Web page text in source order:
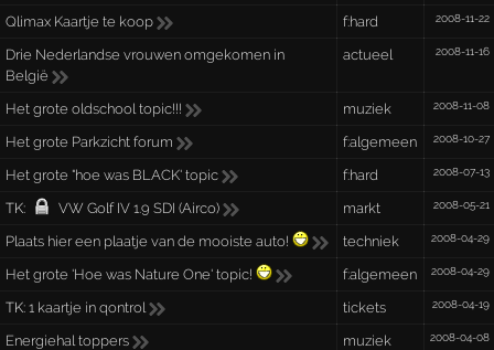
Qlimax Kaartje te koop f:hard 2008-11-22
Drie Nederlandse vrouwen omgekomen in
België
actueel 2008-11-16
Het grote oldschool topic!!! muziek 2008-11-08
Het grote Parkzicht forum f:algemeen 2008-10-27
Het grote "hoe was BLACK' topic f:hard 2008-07-13
TK: VW Golf IV 1.9 SDI (Airco) markt 2008-05-21
Plaats hier een plaatje van de mooiste auto! techniek 2008-04-29
Het grote 'Hoe was Nature One' topic! f:algemeen 2008-04-29
TK:1 kaartje in qontrol tickets 2008-04-19
Energiehal toppers muziek 2008-04-08